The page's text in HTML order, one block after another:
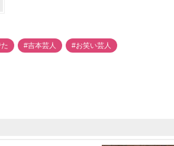
#吉本芸人 #お笑い芸人